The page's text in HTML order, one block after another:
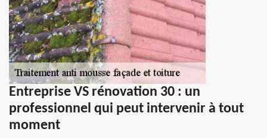
Entreprise VS rénovation 30 : un
professionnel qui peut intervenir à tout
moment